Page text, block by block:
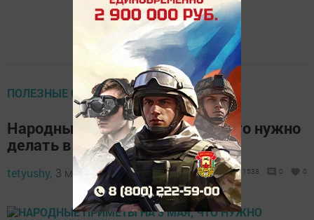
ПОЛЕЗНЫЕ СОВЕТЫ, РЕЦЕПТЫ
Народные приметы на 3 мая, что нужно
делать в этот день
tetyushy, 3 мая 2020 - 07:08 1538 0 0